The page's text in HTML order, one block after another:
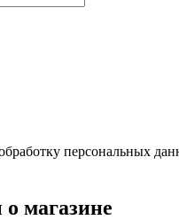
персональных
магазине